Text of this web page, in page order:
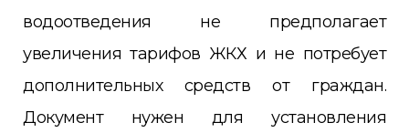
водоотведения не предполагает
увеличения тарифов ЖКХ и не потребует
дополнительных средств от граждан.
Документ нужен для установления